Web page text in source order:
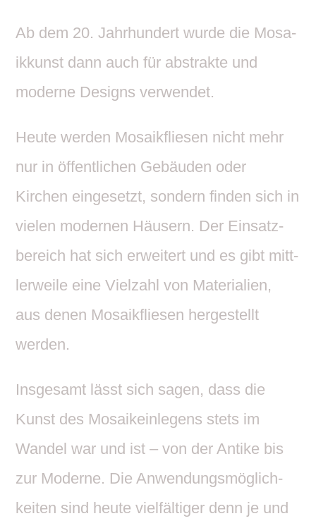
Ab dem 20. Jahr­hun­dert wurde die Mosa­
ik­kunst dann auch für abstrakte und
moderne Designs verwendet.
Heute werden Mosa­ik­fliesen nicht mehr
nur in öffent­li­chen Gebäuden oder
Kirchen einge­setzt, sondern finden sich in
vielen modernen Häusern. Der Einsatz­
be­reich hat sich erwei­tert und es gibt mitt­
ler­weile eine Viel­zahl von Mate­ria­lien,
aus denen Mosa­ik­fliesen herge­stellt
werden.
Insge­samt lässt sich sagen, dass die
Kunst des Mosa­ik­ein­le­gens stets im
Wandel war und ist – von der Antike bis
zur Moderne. Die Anwen­dungs­mög­lich­
keiten sind heute viel­fäl­tiger denn je und